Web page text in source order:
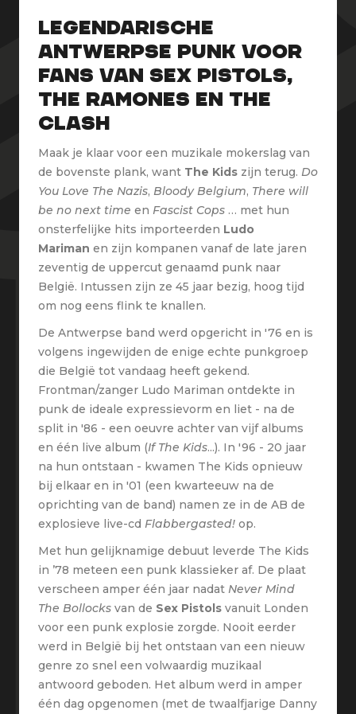
Legendarische
Antwerpse punk voor
fans van Sex Pistols,
The Ramones en The
Clash
Maak je klaar voor een muzikale mokerslag van
de bovenste plank, want The Kids zijn terug. Do
You Love The Nazis, Bloody Belgium, There will
be no next time en Fascist Cops … met hun
onsterfelijke hits importeerden Ludo
Mariman en zijn kompanen vanaf de late jaren
zeventig de uppercut genaamd punk naar
België. Intussen zijn ze 45 jaar bezig, hoog tijd
om nog eens flink te knallen.
De Antwerpse band werd opgericht in '76 en is
volgens ingewijden de enige echte punkgroep
die België tot vandaag heeft gekend.
Frontman/zanger Ludo Mariman ontdekte in
punk de ideale expressievorm en liet - na de
split in '86 - een oeuvre achter van vijf albums
en één live album (If The Kids...). In '96 - 20 jaar
na hun ontstaan - kwamen The Kids opnieuw
bij elkaar en in '01 (een kwarteeuw na de
oprichting van de band) namen ze in de AB de
explosieve live-cd Flabbergasted! op.
Met hun gelijknamige debuut leverde The Kids
in ’78 meteen een punk klassieker af. De plaat
verscheen amper één jaar nadat Never Mind
The Bollocks van de Sex Pistols vanuit Londen
voor een punk explosie zorgde. Nooit eerder
werd in België bij het ontstaan van een nieuw
genre zo snel een volwaardig muzikaal
antwoord geboden. Het album werd in amper
één dag opgenomen (met de twaalfjarige Danny